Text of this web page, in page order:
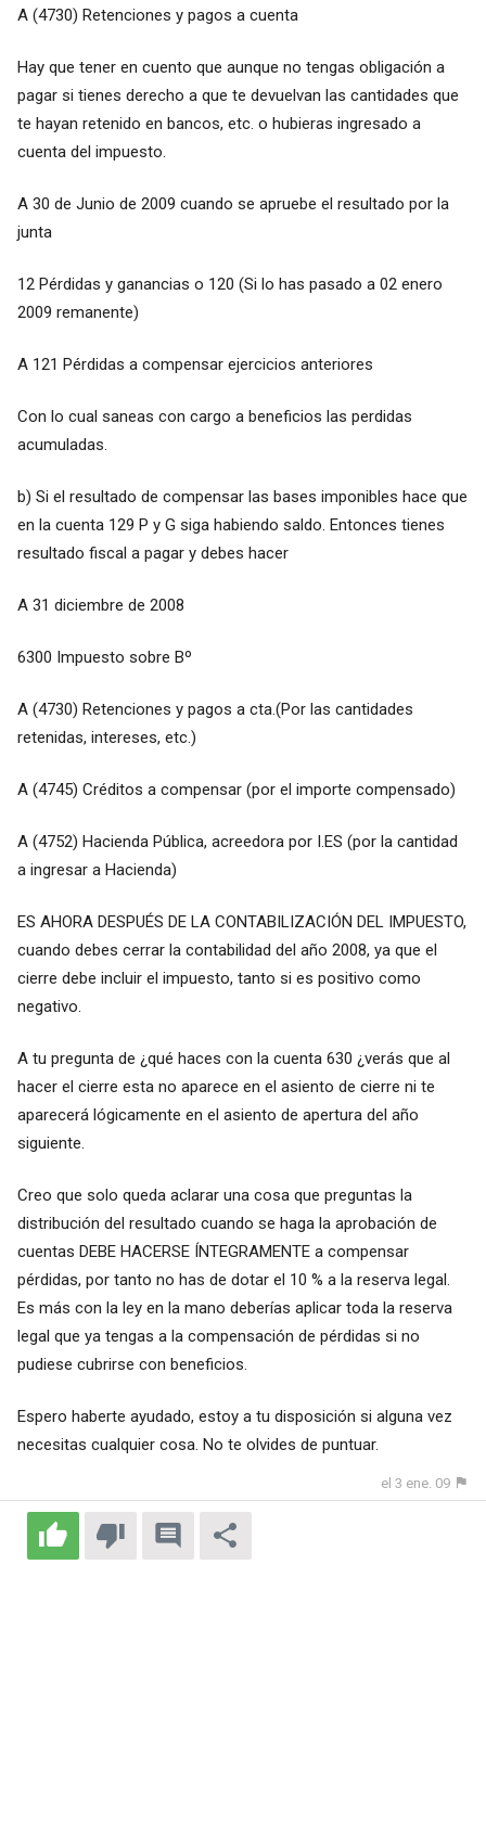
A (4730) Retenciones y pagos a cuenta
Hay que tener en cuento que aunque no tengas obligación a
pagar si tienes derecho a que te devuelvan las cantidades que
te hayan retenido en bancos, etc. o hubieras ingresado a
cuenta del impuesto.
A 30 de Junio de 2009 cuando se apruebe el resultado por la
junta
12 Pérdidas y ganancias o 120 (Si lo has pasado a 02 enero
2009 remanente)
A 121 Pérdidas a compensar ejercicios anteriores
Con lo cual saneas con cargo a beneficios las perdidas
acumuladas.
b) Si el resultado de compensar las bases imponibles hace que
en la cuenta 129 P y G siga habiendo saldo. Entonces tienes
resultado fiscal a pagar y debes hacer
A 31 diciembre de 2008
6300 Impuesto sobre Bº
A (4730) Retenciones y pagos a cta.(Por las cantidades
retenidas, intereses, etc.)
A (4745) Créditos a compensar (por el importe compensado)
A (4752) Hacienda Pública, acreedora por I.ES (por la cantidad
a ingresar a Hacienda)
ES AHORA DESPUÉS DE LA CONTABILIZACIÓN DEL IMPUESTO,
cuando debes cerrar la contabilidad del año 2008, ya que el
cierre debe incluir el impuesto, tanto si es positivo como
negativo.
A tu pregunta de ¿qué haces con la cuenta 630 ¿verás que al
hacer el cierre esta no aparece en el asiento de cierre ni te
aparecerá lógicamente en el asiento de apertura del año
siguiente.
Creo que solo queda aclarar una cosa que preguntas la
distribución del resultado cuando se haga la aprobación de
cuentas DEBE HACERSE ÍNTEGRAMENTE a compensar
pérdidas, por tanto no has de dotar el 10 % a la reserva legal.
Es más con la ley en la mano deberías aplicar toda la reserva
legal que ya tengas a la compensación de pérdidas si no
pudiese cubrirse con beneficios.
Espero haberte ayudado, estoy a tu disposición si alguna vez
necesitas cualquier cosa. No te olvides de puntuar.
el 3 ene. 09